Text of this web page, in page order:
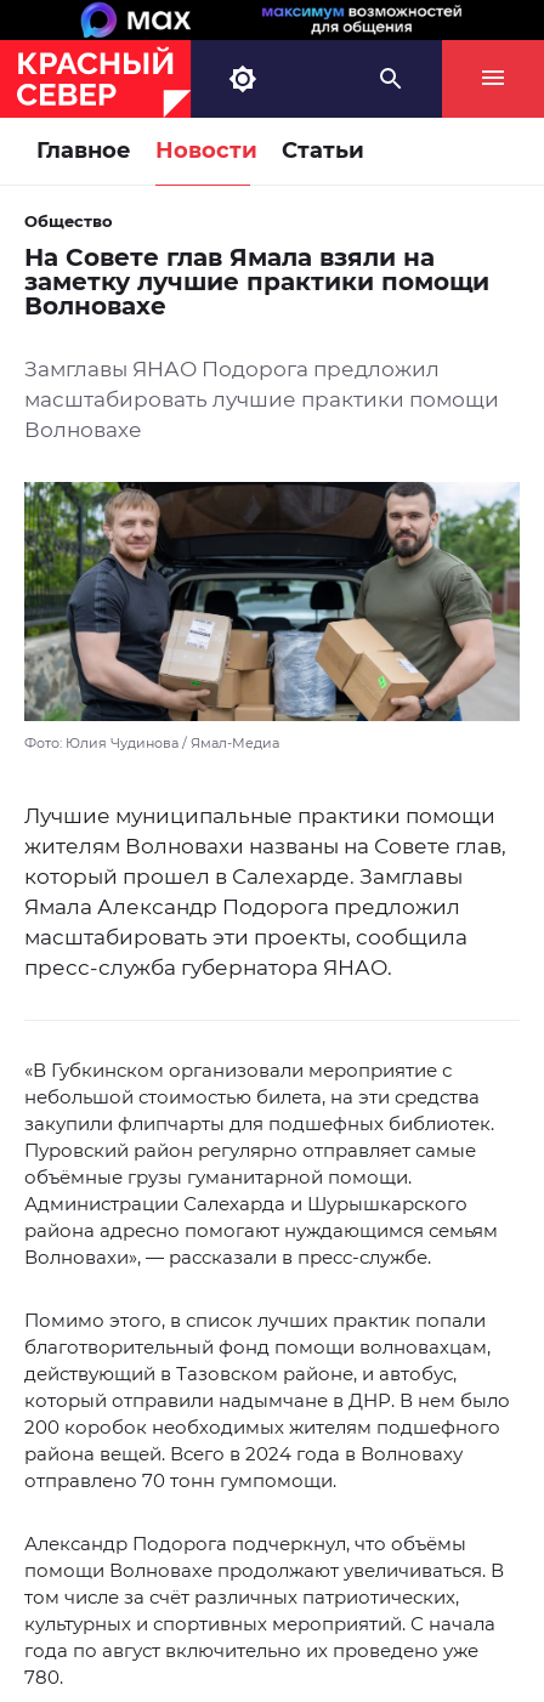
Главное Новости Статьи
Общество
На Совете глав Ямала взяли на
заметку лучшие практики помощи
Волновахе
Замглавы ЯНАО Подорога предложил
масштабировать лучшие практики помощи
Волновахе
Фото: Юлия Чудинова / Ямал-Медиа
Лучшие муниципальные практики помощи
жителям Волновахи названы на Совете глав,
который прошел в Салехарде. Замглавы
Ямала Александр Подорога предложил
масштабировать эти проекты, сообщила
пресс-служба губернатора ЯНАО.
«В Губкинском организовали мероприятие с
небольшой стоимостью билета, на эти средства
закупили флипчарты для подшефных библиотек.
Пуровский район регулярно отправляет самые
объёмные грузы гуманитарной помощи.
Администрации Салехарда и Шурышкарского
района адресно помогают нуждающимся семьям
Волновахи», — рассказали в пресс-службе.
Помимо этого, в список лучших практик попали
благотворительный фонд помощи волновахцам,
действующий в Тазовском районе, и автобус,
который отправили надымчане в ДНР. В нем было
200 коробок необходимых жителям подшефного
района вещей. Всего в 2024 года в Волноваху
отправлено 70 тонн гумпомощи.
Александр Подорога подчеркнул, что объёмы
помощи Волновахе продолжают увеличиваться. В
том числе за счёт различных патриотических,
культурных и спортивных мероприятий. С начала
года по август включительно их проведено уже
780.